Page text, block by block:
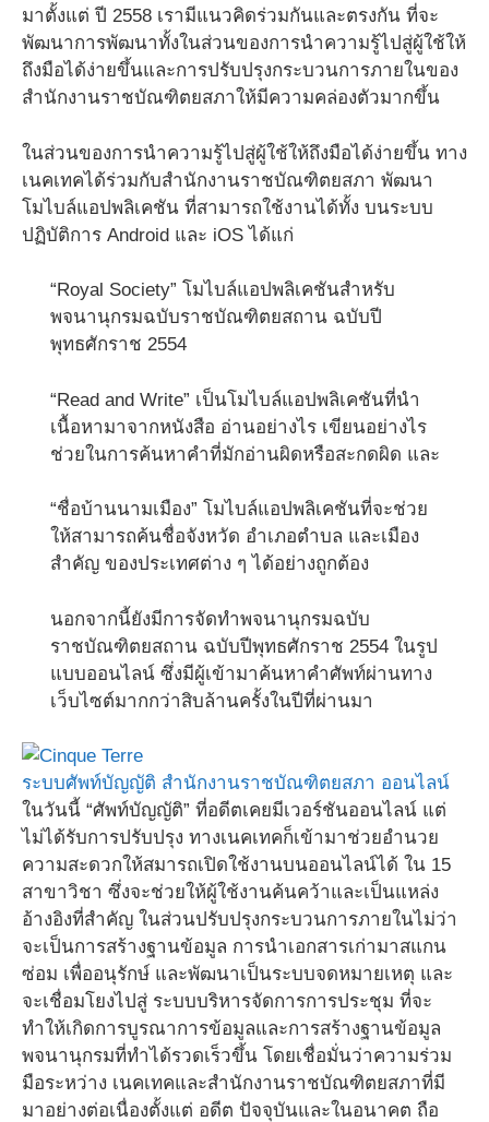
มาตั้งแต่ ปี 2558 เรามีแนวคิดร่วมกันและตรงกัน ที่จะ
พัฒนาการพัฒนาทั้งในส่วนของการนำความรู้ไปสู่ผู้ใช้ให้
ถึงมือได้ง่ายขึ้นและการปรับปรุงกระบวนการภายในของ
สำนักงานราชบัณฑิตยสภาให้มีความคล่องตัวมากขึ้น
ในส่วนของการนำความรู้ไปสู่ผู้ใช้ให้ถึงมือได้ง่ายขึ้น ทาง
เนคเทคได้ร่วมกับสำนักงานราชบัณฑิตยสภา พัฒนา
โมไบล์แอปพลิเคชัน ที่สามารถใช้งานได้ทั้ง บนระบบ
ปฏิบัติการ Android และ iOS ได้แก่
“Royal Society” โมไบล์แอปพลิเคชันสำหรับ
พจนานุกรมฉบับราชบัณฑิตยสถาน ฉบับปี
พุทธศักราช 2554
“Read and Write” เป็นโมไบล์แอปพลิเคชันที่นำ
เนื้อหามาจากหนังสือ อ่านอย่างไร เขียนอย่างไร
ช่วยในการค้นหาคำที่มักอ่านผิดหรือสะกดผิด และ
“ชื่อบ้านนามเมือง” โมไบล์แอปพลิเคชันที่จะช่วย
ให้สามารถค้นชื่อจังหวัด อำเภอตำบล และเมือง
สำคัญ ของประเทศต่าง ๆ ได้อย่างถูกต้อง
นอกจากนี้ยังมีการจัดทำพจนานุกรมฉบับ
ราชบัณฑิตยสถาน ฉบับปีพุทธศักราช 2554 ในรูป
แบบออนไลน์ ซึ่งมีผู้เข้ามาค้นหาคำศัพท์ผ่านทาง
เว็บไซต์มากกว่าสิบล้านครั้งในปีที่ผ่านมา
ระบบศัพท์บัญญัติ สำนักงานราชบัณฑิตยสภา ออนไลน์
ในวันนี้ “ศัพท์บัญญัติ” ที่อดีตเคยมีเวอร์ชันออนไลน์ แต่
ไม่ได้รับการปรับปรุง ทางเนคเทคก็เข้ามาช่วยอำนวย
ความสะดวกให้สมารถเปิดใช้งานบนออนไลน์ได้ ใน 15
สาขาวิชา ซึ่งจะช่วยให้ผู้ใช้งานค้นคว้าและเป็นแหล่ง
อ้างอิงที่สำคัญ ในส่วนปรับปรุงกระบวนการภายในไม่ว่า
จะเป็นการสร้างฐานข้อมูล การนำเอกสารเก่ามาสแกน
ซ่อม เพื่ออนุรักษ์ และพัฒนาเป็นระบบจดหมายเหตุ และ
จะเชื่อมโยงไปสู่ ระบบบริหารจัดการการประชุม ที่จะ
ทำให้เกิดการบูรณาการข้อมูลและการสร้างฐานข้อมูล
พจนานุกรมที่ทำได้รวดเร็วขึ้น โดยเชื่อมั่นว่าความร่วม
มือระหว่าง เนคเทคและสำนักงานราชบัณฑิตยสภาที่มี
มาอย่างต่อเนื่องตั้งแต่ อดีต ปัจจุบันและในอนาคต ถือ